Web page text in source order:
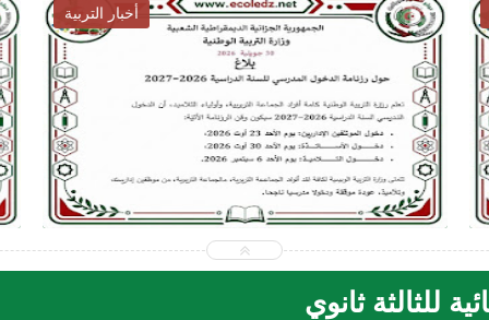
أخبار التوظيف
2026-07-28
ecoledz.net
للثالثة ثانوي